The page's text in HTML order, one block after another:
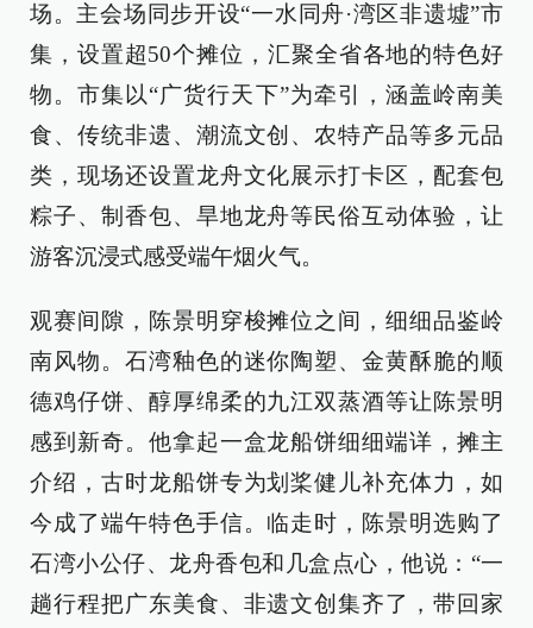
场。主会场同步开设“一水同舟·湾区非遗墟”市
集，设置超50个摊位，汇聚全省各地的特色好
物。市集以“广货行天下”为牵引，涵盖岭南美
食、传统非遗、潮流文创、农特产品等多元品
类，现场还设置龙舟文化展示打卡区，配套包
粽子、制香包、旱地龙舟等民俗互动体验，让
游客沉浸式感受端午烟火气。
观赛间隙，陈景明穿梭摊位之间，细细品鉴岭
南风物。石湾釉色的迷你陶塑、金黄酥脆的顺
德鸡仔饼、醇厚绵柔的九江双蒸酒等让陈景明
感到新奇。他拿起一盒龙船饼细细端详，摊主
介绍，古时龙船饼专为划桨健儿补充体力，如
今成了端午特色手信。临走时，陈景明选购了
石湾小公仔、龙舟香包和几盒点心，他说：“一
趟行程把广东美食、非遗文创集齐了，带回家